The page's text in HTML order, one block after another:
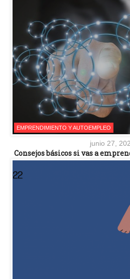
EMPRENDIMIENTO Y AUTOEMPLEO
junio 27,
Consejos básicos si vas a